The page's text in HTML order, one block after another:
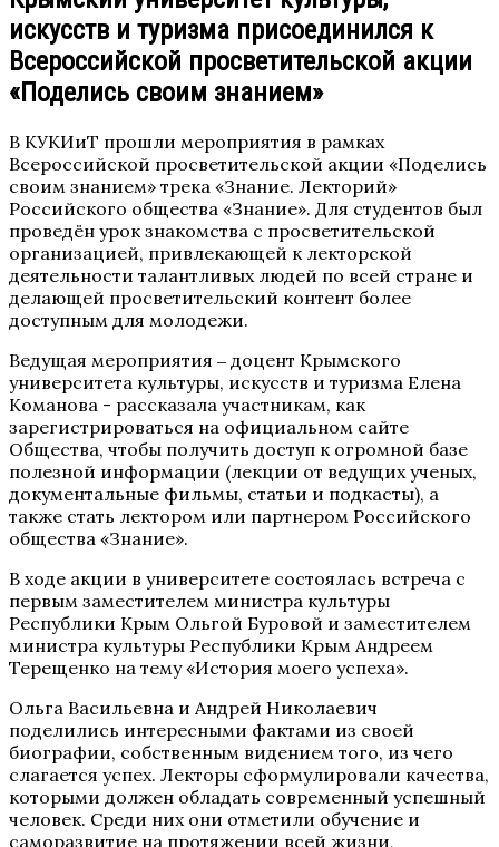
искусств и туризма присоединился к
Всероссийской просветительской акции
«Поделись своим знанием»
В КУКИиТ прошли мероприятия в рамках
Всероссийской просветительской акции «Поделись
своим знанием» трека «Знание. Лекторий»
Российского общества «Знание». Для студентов был
проведён урок знакомства с просветительской
организацией, привлекающей к лекторской
деятельности талантливых людей по всей стране и
делающей просветительский контент более
доступным для молодежи.
Ведущая мероприятия ‒ доцент Крымского
университета культуры, искусств и туризма Елена
Команова - рассказала участникам, как
зарегистрироваться на официальном сайте
Общества, чтобы получить доступ к огромной базе
полезной информации (лекции от ведущих ученых,
документальные фильмы, статьи и подкасты), а
также стать лектором или партнером Российского
общества «Знание».
В ходе акции в университете состоялась встреча с
первым заместителем министра культуры
Республики Крым Ольгой Буровой и заместителем
министра культуры Республики Крым Андреем
Терещенко на тему «История моего успеха».
Ольга Васильевна и Андрей Николаевич
поделились интересными фактами из своей
биографии, собственным видением того, из чего
слагается успех. Лекторы сформулировали качества,
которыми должен обладать современный успешный
человек. Среди них они отметили обучение и
саморазвитие на протяжении всей жизни,